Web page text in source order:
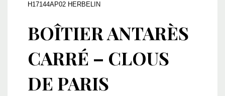
H17144AP02 HERBELIN
BOÎTIER ANTARÈS
CARRÉ – CLOUS
DE PARIS